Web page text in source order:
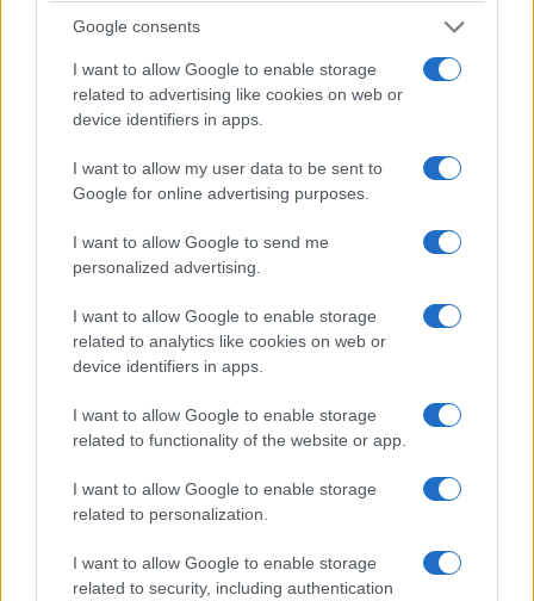
Google consents
I want to allow Google to enable storage
related to advertising like cookies on web or
device identifiers in apps.
I want to allow my user data to be sent to
Google for online advertising purposes.
I want to allow Google to send me
personalized advertising.
I want to allow Google to enable storage
related to analytics like cookies on web or
device identifiers in apps.
I want to allow Google to enable storage
related to functionality of the website or app.
I want to allow Google to enable storage
related to personalization.
I want to allow Google to enable storage
related to security, including authentication
Γαβούστημα 2026: Το μεγάλο πολιτιστικό
συναπάντημα διοργανώνει ο Πολιτιστικός
Λαογραφικός Σύλλογος Καππαδοκών Κόνιτσας